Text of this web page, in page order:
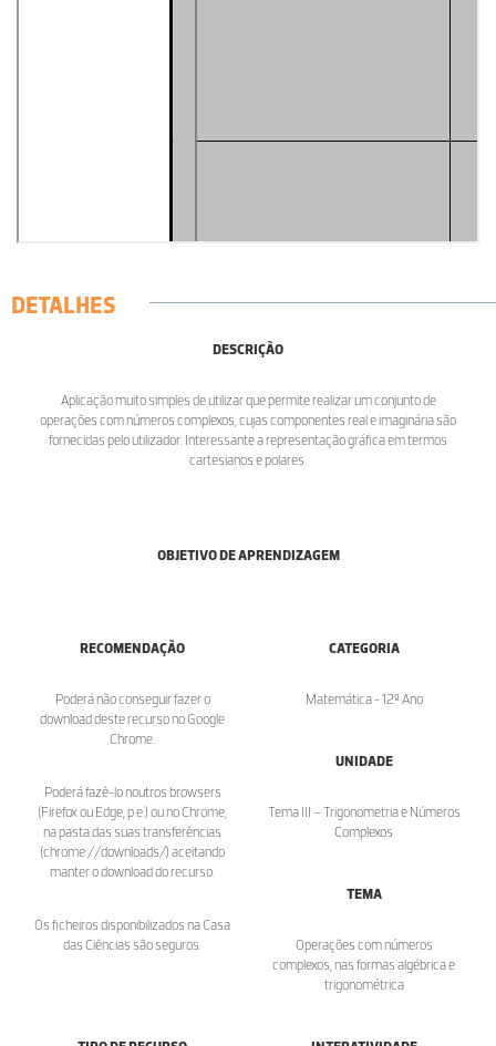
DETALHES
DESCRIÇÃO
Aplicação muito simples de utilizar que permite realizar um conjunto de
operações com números complexos, cujas componentes real e imaginária são
fornecidas pelo utilizador. Interessante a representação gráfica em termos
cartesianos e polares.
OBJETIVO DE APRENDIZAGEM
RECOMENDAÇÃO
Poderá não conseguir fazer o
download deste recurso no Google
Chrome.
Poderá fazê-lo noutros browsers
(Firefox ou Edge, p.e.) ou no Chrome,
na pasta das suas transferências
(chrome://downloads/) aceitando
manter o download do recurso.
Os ficheiros disponibilizados na Casa
das Ciências são seguros.
CATEGORIA
Matemática - 12º Ano
UNIDADE
Tema III – Trigonometria e Números
Complexos
TEMA
Operações com números
complexos, nas formas algébrica e
trigonométrica